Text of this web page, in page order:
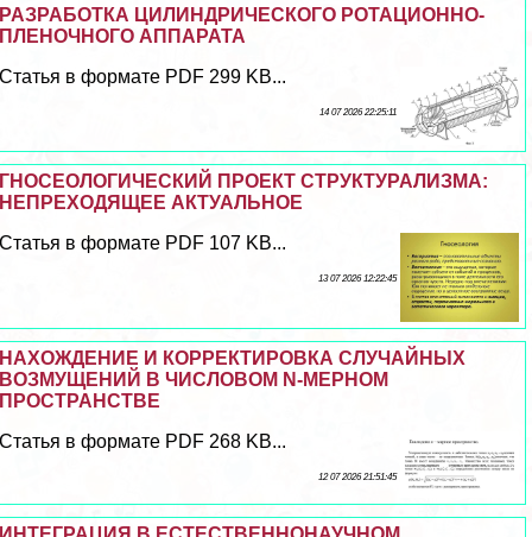
РАЗРАБОТКА ЦИЛИНДРИЧЕСКОГО РОТАЦИОННО-
ПЛЕНОЧНОГО АППАРАТА
Статья в формате PDF 299 KB...
14 07 2026 22:25:11
ГНОСЕОЛОГИЧЕСКИЙ ПРОЕКТ СТРУКТУРАЛИЗМА:
НЕПРЕХОДЯЩЕЕ АКТУАЛЬНОЕ
Статья в формате PDF 107 KB...
13 07 2026 12:22:45
НАХОЖДЕНИЕ И КОРРЕКТИРОВКА СЛУЧАЙНЫХ
ВОЗМУЩЕНИЙ В ЧИСЛОВОМ N-МЕРНОМ
ПРОСТРАНСТВЕ
Статья в формате PDF 268 KB...
12 07 2026 21:51:45